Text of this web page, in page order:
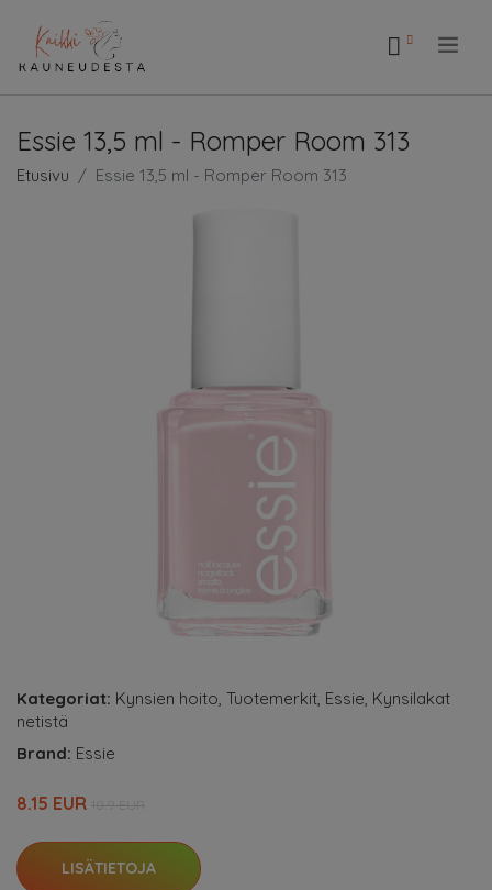
Essie 13,5 ml - Romper Room 313
Etusivu Essie 13,5 ml - Romper Room 313
Kategoriat: Kynsien hoito, Tuotemerkit, Essie, Kynsilakat
netistä
Brand: Essie
8.15 EUR
LISÄTIETOJA